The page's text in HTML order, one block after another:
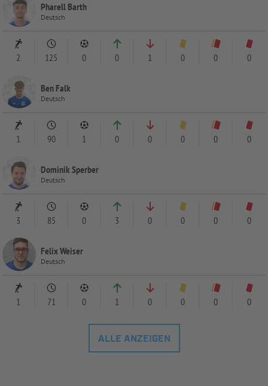
Pharell Barth
Deutsch
2 125 0 0 1 0 0 0
Ben Falk
Deutsch
1 90 1 0 0 0 0 0
Dominik Sperber
Deutsch
3 85 0 3 0 0 0 0
Felix Weiser
Deutsch
1 71 0 1 0 0 0 0
ALLE ANZEIGEN